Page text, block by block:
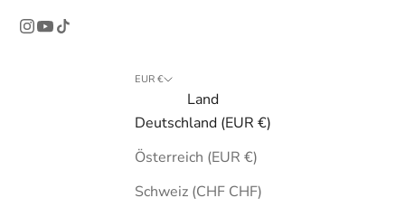
EUR €
Land
Deutschland (EUR €)
Österreich (EUR €)
Schweiz (CHF CHF)